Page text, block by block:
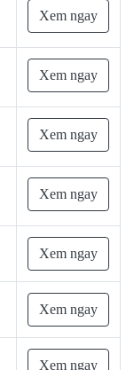
Xem ngay
Xem ngay
Xem ngay
Xem ngay
Xem ngay
Xem ngay
Xem ngay